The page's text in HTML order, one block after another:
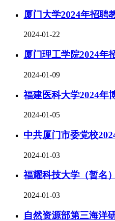
厦门大学2024年招聘
2024-01-22
厦门理工学院2024年
2024-01-09
福建医科大学2024年
2024-01-05
中共厦门市委党校
2024-01-03
福耀科技大学（暂名
2024-01-03
自然资源部第三海洋